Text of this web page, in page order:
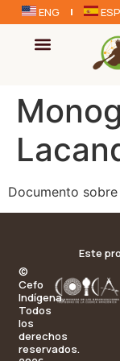
ENG ESP
Documento
©
Cefo
Indígena.
Todos
los
derechos
reservados.
Este